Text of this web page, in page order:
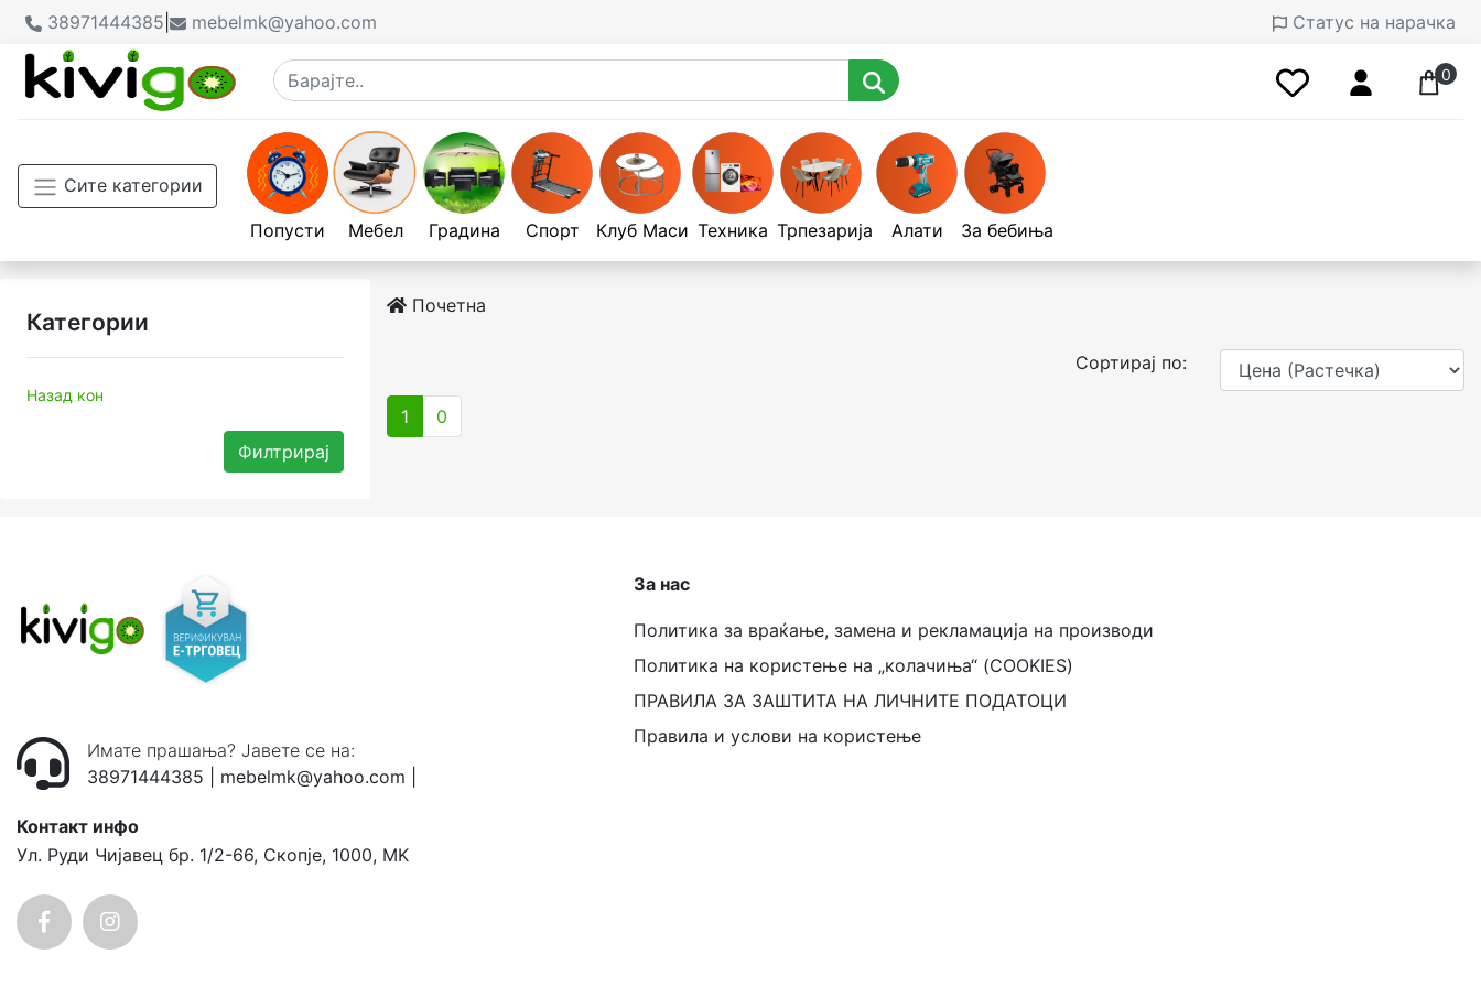
38971444385 mebelmk@yahoo.com Статус на нарачка
0
Сите категории
Попусти Мебел Градина Спорт Клуб Маси Техника Трпезарија Алати За бебиња
Категории
Назад кон
Филтрирај
Почетна
Сортирај по:
1 0
Имате прашања? Јавете се на:
38971444385
mebelmk@yahoo.com
Контакт инфо
Ул. Руди Чијавец бр. 1/2-66, Скопје, 1000, MK
За нас
Политика за враќање, замена и рекламација на производи
Политика на користење на „колачиња“ (COOKIES)
ПРАВИЛА ЗА ЗАШТИТА НА ЛИЧНИТЕ ПОДАТОЦИ
Правила и услови на користење